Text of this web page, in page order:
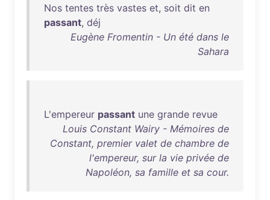
Nos tentes très vastes et, soit dit en
passant, déj
Eugène Fromentin - Un été dans le
Sahara
L'empereur passant une grande revue
Louis Constant Wairy - Mémoires de
Constant, premier valet de chambre de
l'empereur, sur la vie privée de
Napoléon, sa famille et sa cour.